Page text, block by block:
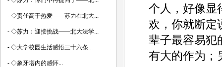
个人，好像显
欢，你就断定
辈子最容易犯
有大的作为；
- ◇责任高于热爱——苏力在北大...
- ◇苏力：迎接挑战——北大法学...
- ◇大学校园生活感悟三十六条...
- ◇象牙塔内的感怀...